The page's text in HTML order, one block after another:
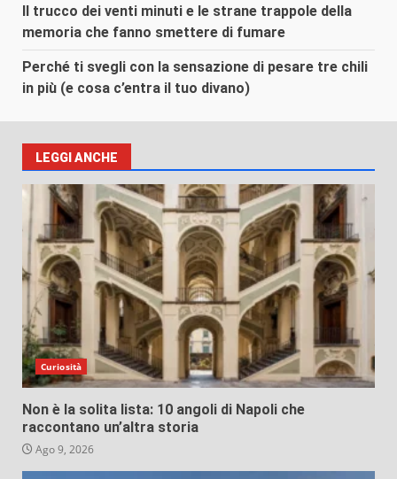
Il trucco dei venti minuti e le strane trappole della
memoria che fanno smettere di fumare
Perché ti svegli con la sensazione di pesare tre chili
in più (e cosa c’entra il tuo divano)
LEGGI ANCHE
Curiosità
Non è la solita lista: 10 angoli di Napoli che
raccontano un’altra storia
Ago 9, 2026